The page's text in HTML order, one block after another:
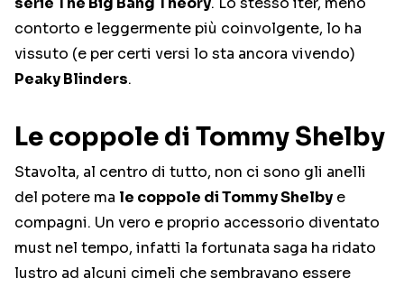
contorto e leggermente più coinvolgente, lo ha
vissuto (e per certi versi lo sta ancora vivendo)
Peaky Blinders.
Le coppole di Tommy Shelby
Stavolta, al centro di tutto, non ci sono gli anelli
del potere ma le coppole di Tommy Shelby e
compagni. Un vero e proprio accessorio diventato
must nel tempo, infatti la fortunata saga ha ridato
lustro ad alcuni cimeli che sembravano essere